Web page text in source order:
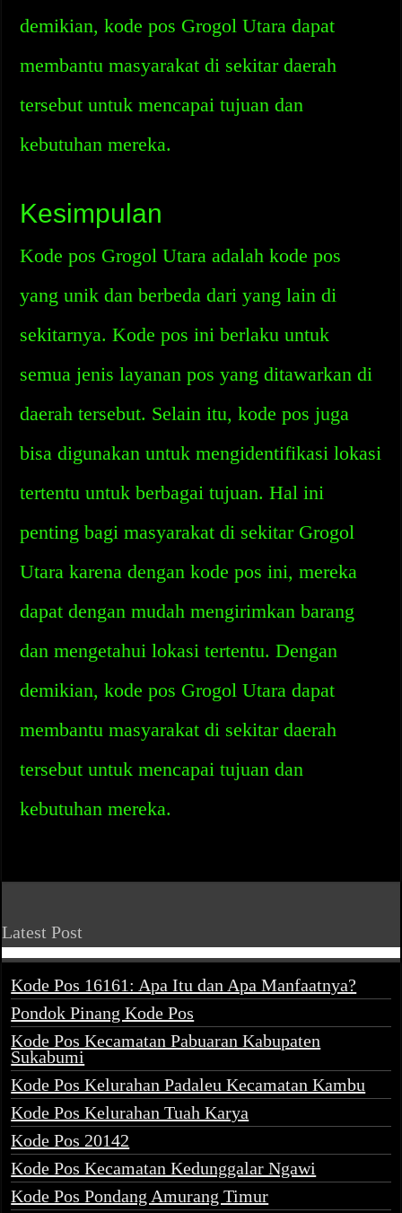
demikian, kode pos Grogol Utara dapat
membantu masyarakat di sekitar daerah
tersebut untuk mencapai tujuan dan
kebutuhan mereka.
Kesimpulan
Kode pos Grogol Utara adalah kode pos
yang unik dan berbeda dari yang lain di
sekitarnya. Kode pos ini berlaku untuk
semua jenis layanan pos yang ditawarkan di
daerah tersebut. Selain itu, kode pos juga
bisa digunakan untuk mengidentifikasi lokasi
tertentu untuk berbagai tujuan. Hal ini
penting bagi masyarakat di sekitar Grogol
Utara karena dengan kode pos ini, mereka
dapat dengan mudah mengirimkan barang
dan mengetahui lokasi tertentu. Dengan
demikian, kode pos Grogol Utara dapat
membantu masyarakat di sekitar daerah
tersebut untuk mencapai tujuan dan
kebutuhan mereka.
Latest Post
Kode Pos 16161: Apa Itu dan Apa Manfaatnya?
Pondok Pinang Kode Pos
Kode Pos Kecamatan Pabuaran Kabupaten
Sukabumi
Kode Pos Kelurahan Padaleu Kecamatan Kambu
Kode Pos Kelurahan Tuah Karya
Kode Pos 20142
Kode Pos Kecamatan Kedunggalar Ngawi
Kode Pos Pondang Amurang Timur